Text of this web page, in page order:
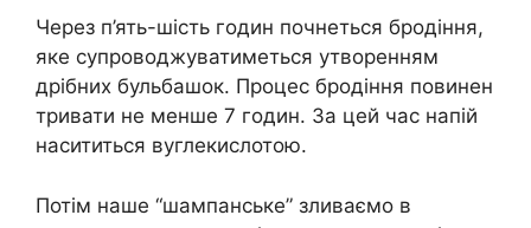
Через п’ять-шість годин почнеться бродіння,
яке супроводжуватиметься утворенням
дрібних бульбашок. Процес бродіння повинен
тривати не менше 7 годин. За цей час напій
насититься вуглекислотою.
Потім наше “шампанське” зливаємо в